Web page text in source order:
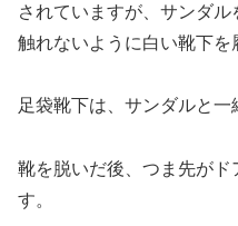
されていますが、サンダ
触れないように白い靴下を
足袋靴下は、サンダルと一
靴を脱いだ後、つま先がド
す。